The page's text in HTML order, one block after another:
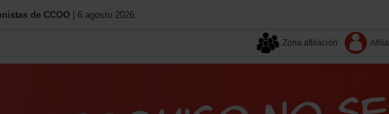
de CCOO | 6 agosto 2026.
Zona afiliación